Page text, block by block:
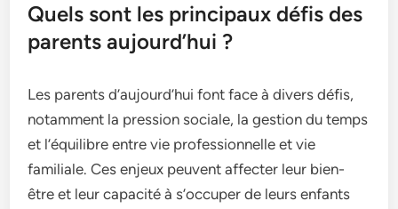
Quels sont les principaux défis des
parents aujourd’hui ?
Les parents d’aujourd’hui font face à divers défis,
notamment la pression sociale, la gestion du temps
et l’équilibre entre vie professionnelle et vie
familiale. Ces enjeux peuvent affecter leur bien-
être et leur capacité à s’occuper de leurs enfants